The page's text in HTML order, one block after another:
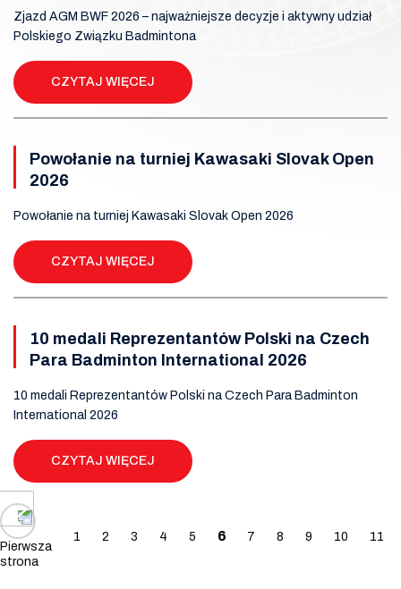
Zjazd AGM BWF 2026 – najważniejsze decyzje i aktywny udział
Polskiego Związku Badmintona
CZYTAJ WIĘCEJ
Powołanie na turniej Kawasaki Slovak Open
2026
Powołanie na turniej Kawasaki Slovak Open 2026
CZYTAJ WIĘCEJ
10 medali Reprezentantów Polski na Czech
Para Badminton International 2026
10 medali Reprezentantów Polski na Czech Para Badminton
International 2026
CZYTAJ WIĘCEJ
Posts navigation
Pierwsza
strona
1 2 3 4 5 6 7 8 9 10 11